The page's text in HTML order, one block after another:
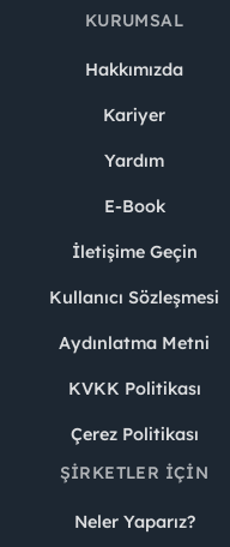
KURUMSAL
Hakkımızda
Kariyer
Yardım
E-Book
İletişime Geçin
Kullanıcı Sözleşmesi
Aydınlatma Metni
KVKK Politikası
Çerez Politikası
ŞIRKETLER İÇIN
Neler Yaparız?